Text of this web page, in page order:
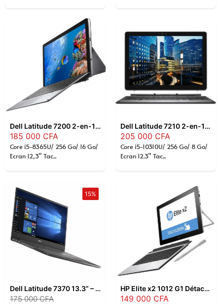
Dell Latitude 7200 2-en-1 12,3″ Intel Core i5-8365U , 16 Go RAM , SSD 256 Go , Écran Tactile Full HD+ , Windows 11 Pro
185 000 CFA
Core i5-8365U/ 256 Go/ 16 Go/
Ecran 12,3” Tac...
Dell Latitude 7210 2-en-1 – Intel Core i5-10310U, 8 Go RAM, 256 Go SSD, Écran Tactile 12,3″ Full HD, Windows 11 Pro
205 000 CFA
Core i5-10310U/ 256 Go/ 8 Go/
Ecran 12.3” Tac...
15%
Dell Latitude 7370 13.3” – Intel Core m5-6Y54 1.1GHz, 8Go RAM, 256Go SSD, Ultrabook Professionnel Ultra Fin & Léger
175 000CFA
HP Elite x2 1012 G1 Détachable 12.3” – Intel Core m5-6Y54 1.1GHz, 8Go RAM, 256Go SSD, Écran tactile Full HD, Tablette PC 2-en-1 Professionnelle
149 000 CFA